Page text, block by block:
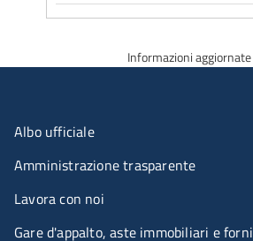
Informazioni
Menu organizzazione
Albo ufficiale
Amministrazione trasparente
Lavora con noi
Gare d'appalto, aste immobiliari e